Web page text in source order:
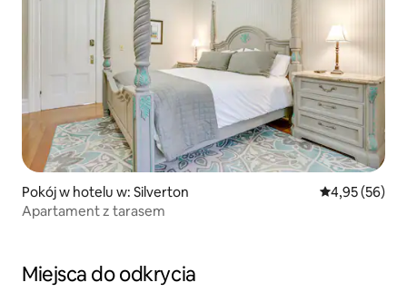
Pokój w hotelu w: Silverton Średnia
4,95 (56)
Apartament z tarasem
Miejsca do odkrycia